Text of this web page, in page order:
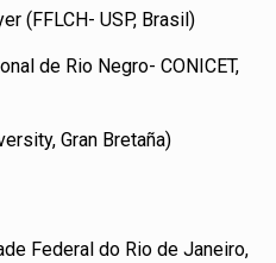
(FFLCH- USP, Brasil)
de Rio Negro- CONICET,
Gran Bretaña)
Federal do Rio de Janeiro,